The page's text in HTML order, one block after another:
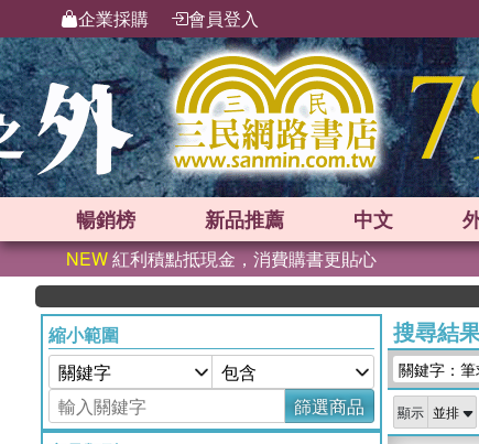
企業採購 會員登入
暢銷榜 新品推薦 中文
NEW紅利積點抵現金，消費購書更貼心
縮小範圍
篩選商品
搜尋結
關鍵字：
顯示